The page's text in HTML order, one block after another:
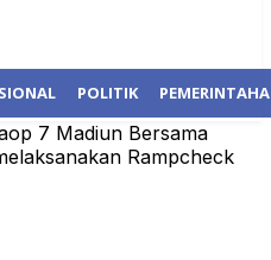
POLITIK
7 Madiun Bersama
Rampcheck